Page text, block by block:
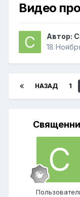
Видео
Автор:
18
НАЗАД 1